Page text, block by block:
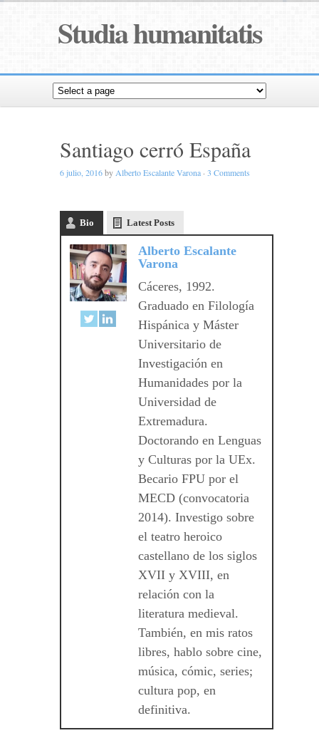
Studia humanitatis
Santiago cerró España
6 julio, 2016by Alberto Escalante Varona · 3 Comments
Bio Latest Posts
Alberto Escalante
Varona
Cáceres, 1992.
Graduado en Filología
Hispánica y Máster
Universitario de
Investigación en
Humanidades por la
Universidad de
Extremadura.
Doctorando en Lenguas
y Culturas por la UEx.
Becario FPU por el
MECD (convocatoria
2014). Investigo sobre
el teatro heroico
castellano de los siglos
XVII y XVIII, en
relación con la
literatura medieval.
También, en mis ratos
libres, hablo sobre cine,
música, cómic, series;
cultura pop, en
definitiva.